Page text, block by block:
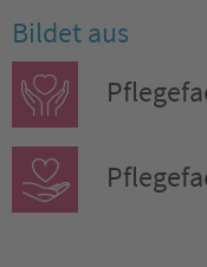
Bildet aus